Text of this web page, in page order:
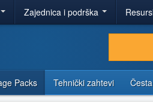
Zajednica i podrška
Packs Tehnički zahtevi